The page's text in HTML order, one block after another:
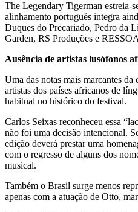
The Legendary Tigerman estreia-
alinhamento português integra
Duques do Precariado, Pedro da
Garden, RS Produções e
Ausência de artistas lusófonos
Uma das notas mais marcantes da
artistas dos países africanos de
habitual no histórico do festival.
Carlos Seixas reconheceu essa
não foi uma decisão intencional.
edição deverá prestar uma
com o regresso de alguns dos
musical.
Também o Brasil surge menos
apenas com a atuação de Otto,